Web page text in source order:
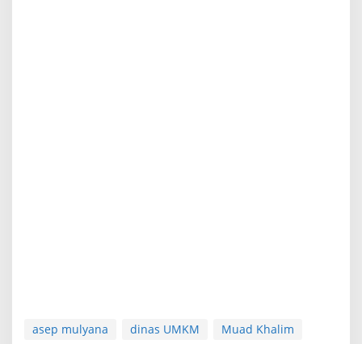
asep mulyana dinas UMKM
Muad Khalim